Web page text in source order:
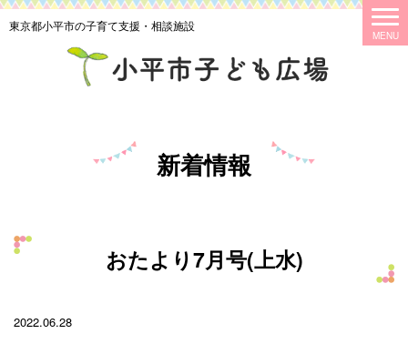
東京都小平市の子育て支援・相談施設
新着情報
おたより7月号(上水)
2022.06.28